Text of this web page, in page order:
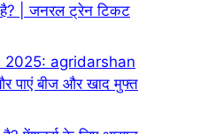
| जनरल ट्रेन टिकट
2025: agridarshan
पाएं बीज और खाद मुफ्त